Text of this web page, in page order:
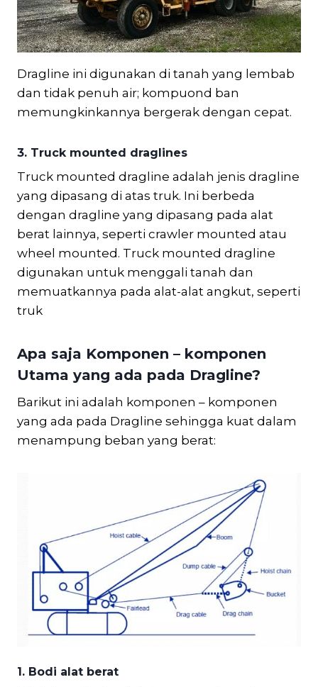
Dragline ini digunakan di tanah yang lembab
dan tidak penuh air; kompuond ban
memungkinkannya bergerak dengan cepat.
3. Truck mounted draglines
Truck mounted dragline adalah jenis dragline
yang dipasang di atas truk. Ini berbeda
dengan dragline yang dipasang pada alat
berat lainnya, seperti crawler mounted atau
wheel mounted. Truck mounted dragline
digunakan untuk menggali tanah dan
memuatkannya pada alat-alat angkut, seperti
truk
Apa saja Komponen – komponen
Utama yang ada pada Dragline?
Barikut ini adalah komponen – komponen
yang ada pada Dragline sehingga kuat dalam
menampung beban yang berat:
1. Bodi alat berat